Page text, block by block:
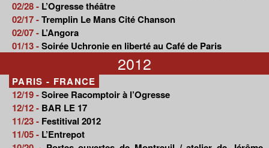
02/28 - L’Ogresse théâtre
02/17 -Tremplin Le Mans Cité Chanson
02/07 - L’Angora
01/13 -Soirée Uchronie en liberté au Café de Paris
2012
PARIS - FRANCE
12/19 -Soiree Racomptoir à l’Ogresse
12/12 - BAR LE 17
11/23 - Festitival 2012
11/05 - L’Entrepot